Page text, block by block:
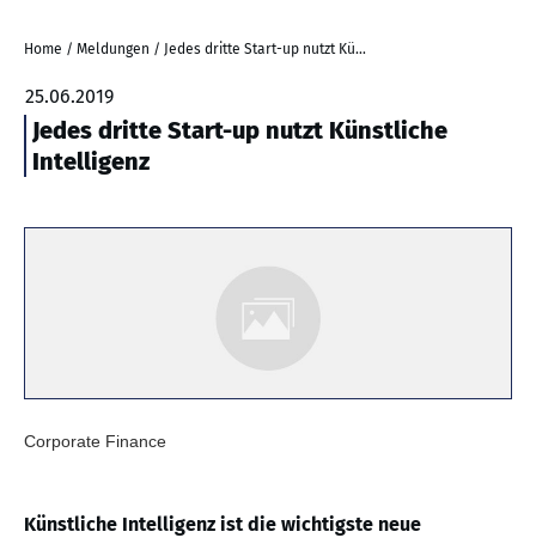
Home / Meldungen / Jedes dritte Start-up nutzt Künstliche Intelligenz
25.06.2019
Jedes dritte Start-up nutzt Künstliche
Intelligenz
Corporate Finance
Künstliche Intelligenz ist die wichtigste neue